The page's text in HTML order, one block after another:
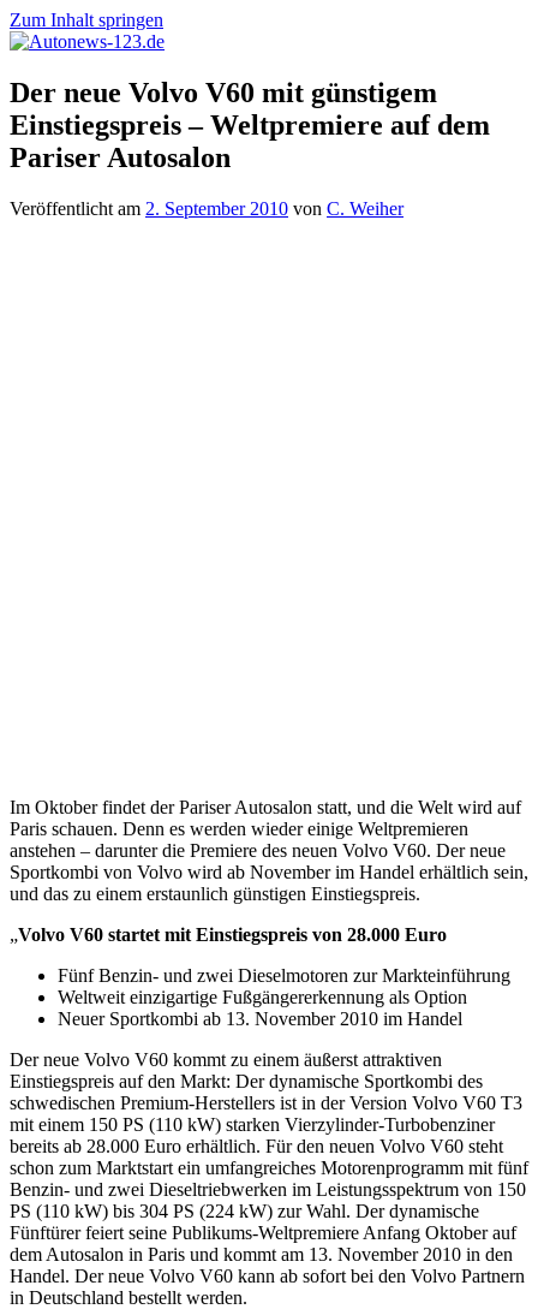
Zum Inhalt springen
Autonews-
123.de
Autonews
mit
Charme
Der neue Volvo V60 mit günstigem
Einstiegspreis – Weltpremiere auf dem
Pariser Autosalon
Veröffentlicht am 2. September 2010 von C. Weiher
Im Oktober findet der Pariser Autosalon statt, und die Welt wird auf
Paris schauen. Denn es werden wieder einige Weltpremieren
anstehen – darunter die Premiere des neuen Volvo V60. Der neue
Sportkombi von Volvo wird ab November im Handel erhältlich sein,
und das zu einem erstaunlich günstigen Einstiegspreis.
„Volvo V60 startet mit Einstiegspreis von 28.000 Euro
Fünf Benzin- und zwei Dieselmotoren zur Markteinführung
Weltweit einzigartige Fußgängererkennung als Option
Neuer Sportkombi ab 13. November 2010 im Handel
Der neue Volvo V60 kommt zu einem äußerst attraktiven
Einstiegspreis auf den Markt: Der dynamische Sportkombi des
schwedischen Premium-Herstellers ist in der Version Volvo V60 T3
mit einem 150 PS (110 kW) starken Vierzylinder-Turbobenziner
bereits ab 28.000 Euro erhältlich. Für den neuen Volvo V60 steht
schon zum Marktstart ein umfangreiches Motorenprogramm mit fünf
Benzin- und zwei Dieseltriebwerken im Leistungsspektrum von 150
PS (110 kW) bis 304 PS (224 kW) zur Wahl. Der dynamische
Fünftürer feiert seine Publikums-Weltpremiere Anfang Oktober auf
dem Autosalon in Paris und kommt am 13. November 2010 in den
Handel. Der neue Volvo V60 kann ab sofort bei den Volvo Partnern
in Deutschland bestellt werden.